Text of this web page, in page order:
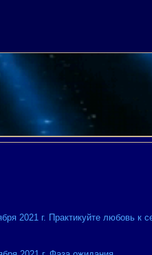
2021 г. Практикуйте любовь к